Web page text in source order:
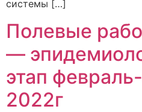
системы […]
Полевые
—
этап
2022г